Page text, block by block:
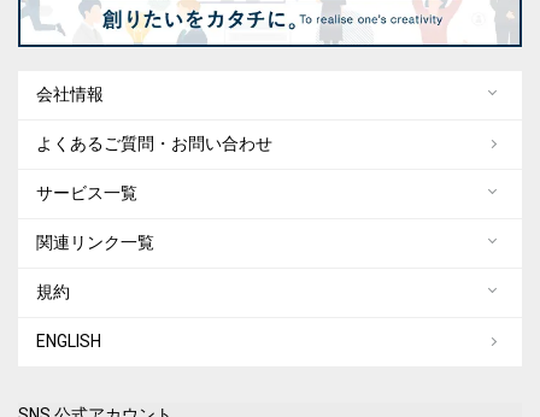
会社情報
よくあるご質問・お問い合わせ
サービス一覧
関連リンク一覧
規約
ENGLISH